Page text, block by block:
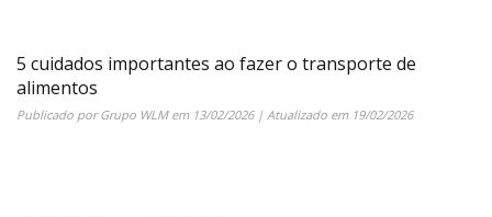
5 cuidados importantes ao fazer o transporte de
alimentos
Publicado porGrupo WLMem 13/02/2026| Atualizado em 19/02/2026